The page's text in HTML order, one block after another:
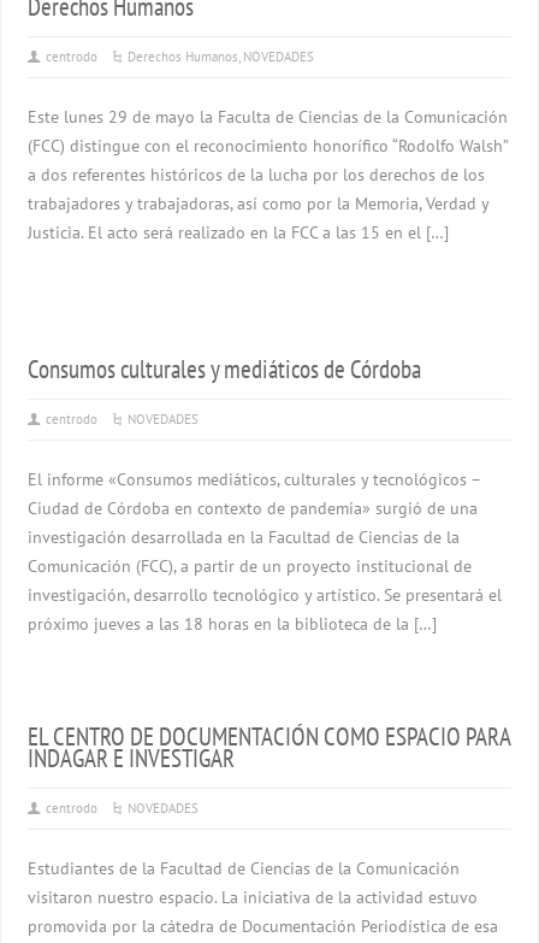
Derechos Humanos
centrodo Derechos Humanos, NOVEDADES
Este lunes 29 de mayo la Faculta de Ciencias de la Comunicación
(FCC) distingue con el reconocimiento honorífico “Rodolfo Walsh”
a dos referentes históricos de la lucha por los derechos de los
trabajadores y trabajadoras, así como por la Memoria, Verdad y
Justicia. El acto será realizado en la FCC a las 15 en el […]
Consumos culturales y mediáticos de Córdoba
centrodo NOVEDADES
El informe «Consumos mediáticos, culturales y tecnológicos –
Ciudad de Córdoba en contexto de pandemia» surgió de una
investigación desarrollada en la Facultad de Ciencias de la
Comunicación (FCC), a partir de un proyecto institucional de
investigación, desarrollo tecnológico y artístico. Se presentará el
próximo jueves a las 18 horas en la biblioteca de la […]
EL CENTRO DE DOCUMENTACIÓN COMO ESPACIO PARA
INDAGAR E INVESTIGAR
centrodo NOVEDADES
Estudiantes de la Facultad de Ciencias de la Comunicación
visitaron nuestro espacio. La iniciativa de la actividad estuvo
promovida por la cátedra de Documentación Periodística de esa